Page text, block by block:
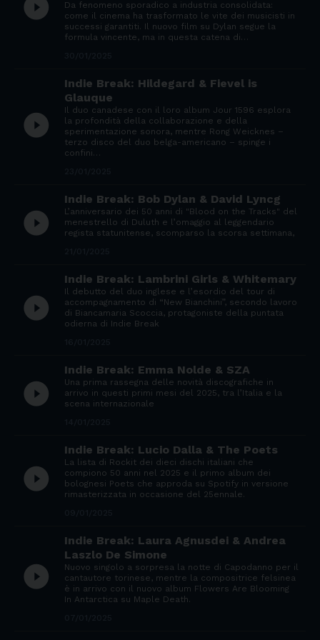
play_circle_filled
Da fenomeno sporadico a industria consolidata:
come il cinema ha trasformato le vite dei musicisti in
successi garantiti. Il nuovo film su Dylan segue la
formula vincente, ma in questa catena di…
play_circle_filled
Indie Break: Hildegard & Fievel is
Glauque
Il duo canadese con il loro album Jour 1596 esplora
la profondità della collaborazione e della
sperimentazione sonora, mentre Rong Weicknes –
terzo disco del duo belga-americano – spinge i
confini…
play_circle_filled
Indie Break: Bob Dylan & David Lyncg
L’anniversario dei 50 anni di "Blood on the Tracks" del
menestrello di Duluth e l’omaggio al leggendario
regista statunitense, scomparso la scorsa settimana,
play_circle_filled
Indie Break: Lambrini Girls & Whitemary
Il debutto del duo inglese e l’esordio del tour di
accompagnamento di “New Bianchini”, secondo lavoro
di Biancamaria Scoccia, protagoniste della puntata
odierna di Indie Break
play_circle_filled
Indie Break: Emma Nolde & SZA
Una prima rassegna delle novità discografiche in
arrivo in questi primi mesi del 2025, tra l’Italia e la
scena internazionale
play_circle_filled
Indie Break: Lucio Dalla & The Poets
La lista di Rockit dei dieci dischi italiani che
compiono 50 anni nel 2025 e il primo album dei
bolognesi Poets che approda su Spotify in versione
rimasterizzata in occasione del 25ennale.
play_circle_filled
Indie Break: Laura Agnusdei & Andrea
Laszlo De Simone
Nuovo singolo a sorpresa la notte di Capodanno per il
cantautore torinese, mentre la compositrice felsinea
è in arrivo con il nuovo album Flowers Are Blooming
In Antarctica su Maple Death.